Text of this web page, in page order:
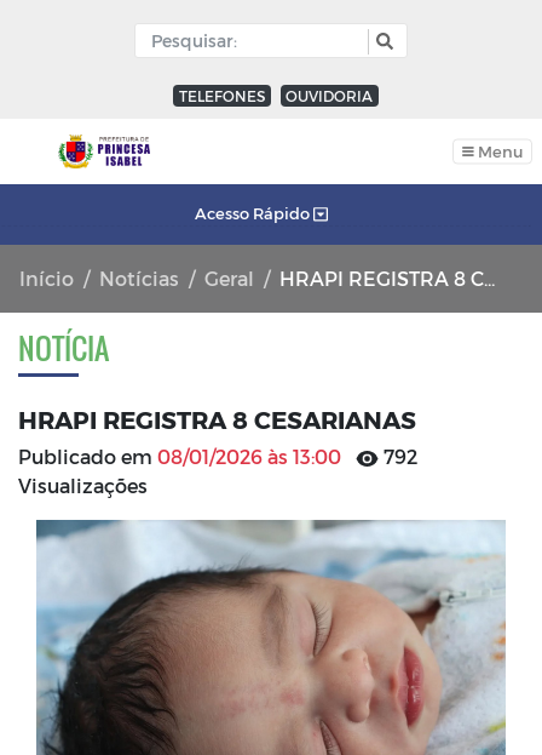
TELEFONES OUVIDORIA
Menu
Acesso Rápido
Início Notícias Geral HRAPI REGISTRA 8 CESARIANAS
NOTÍCIA
HRAPI REGISTRA 8 CESARIANAS
Publicado em 08/01/2026 às 13:00
792
Visualizações